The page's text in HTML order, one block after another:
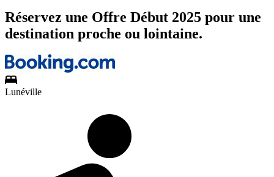
Réservez une Offre Début 2025 pour une
destination proche ou lointaine.
Lunéville